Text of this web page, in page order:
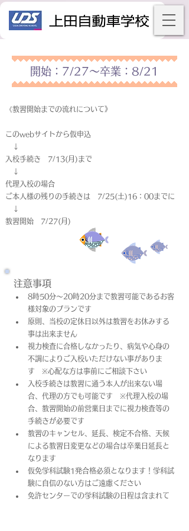
開始：7/27～卒業：8/21
《教習開始までの流れについて》
このwebサイトから仮申込
↓
入校手続き 7/13(月)まで
↓
代理入校の場合
ご本人様の残りの手続きは 7/25(土)16：00までに
↓
教習開始 7/27(月)
注意事項
8時50分～20時20分まで教習可能であるお客
様対象のプランです
原則、当校の定休日以外は教習をお休みする
事は出来ません
視力検査に合格しなかったり、病気や心身の
不調によりご入校いただけない事がありま
す　※心配な方は事前にご相談下さい
入校手続きは教習に通う本人が出来ない場
合、代理の方でも可能です　※代理入校の場
合、教習開始の前営業日までに視力検査等の
手続きが必要です
教習のキャンセル、延長、検定不合格、天候
による教習日変更などの場合は卒業日​延長と
なります
仮免学科試験1発合格必須となります！学科試
験に自信のない方はご遠慮ください
免許センターでの学科試験の日程は含まれて